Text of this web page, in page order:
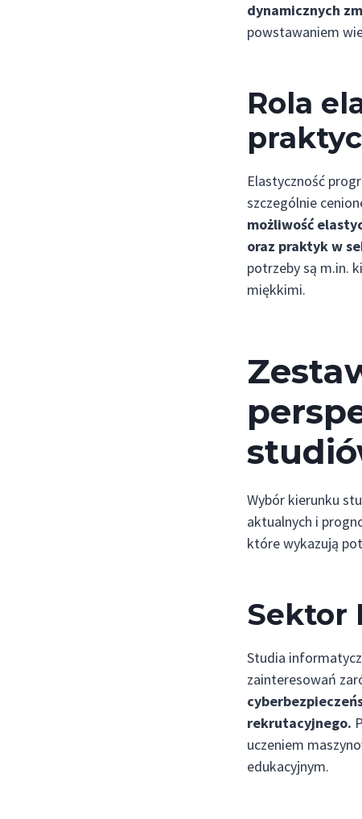
dynamicznych
powstawaniem
Rola
Elastyczność
szczególnie
możliwość
oraz praktyk w
potrzeby są m.in.
miękkimi.
Wybór kierunku
aktualnych i
które wykazują
Sektor
Studia
zainteresowań
rekrutacyjnego.
uczeniem
edukacyjnym.